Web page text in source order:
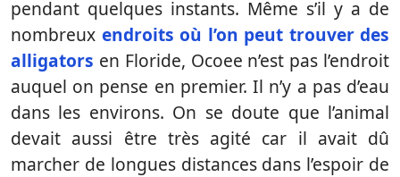
pendant quelques instants. Même s’il y a de
nombreux endroits où l’on peut trouver des
alligators en Floride, Ocoee n’est pas l’endroit
auquel on pense en premier. Il n’y a pas d’eau
dans les environs. On se doute que l’animal
devait aussi être très agité car il avait dû
marcher de longues distances dans l’espoir de